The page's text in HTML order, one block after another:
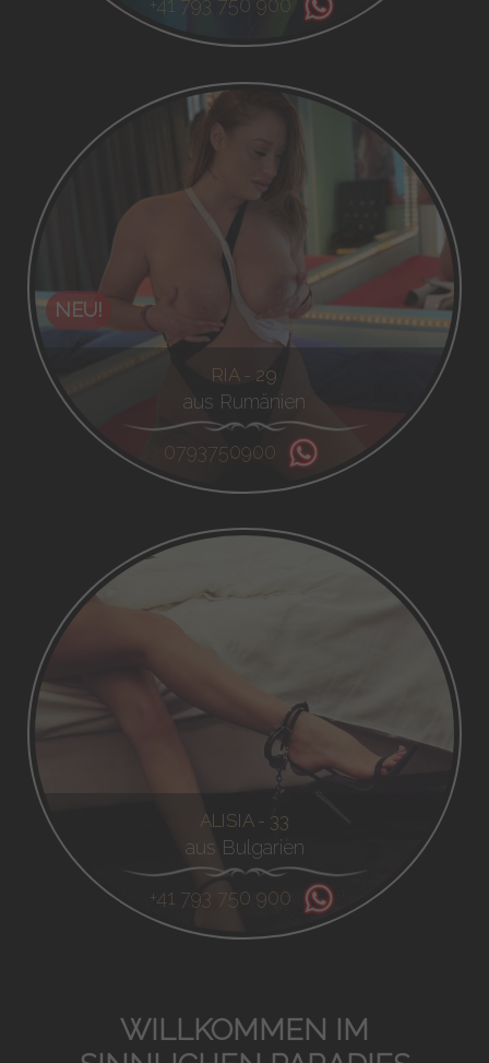
+41 793 750 900
NEU!
RIA - 29
aus Rumänien
0793750900
ALISIA - 33
aus Bulgarien
+41 793 750 900
WILLKOMMEN IM